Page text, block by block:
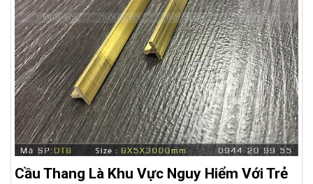
Cầu Thang Là Khu Vực Nguy Hiểm Với Trẻ